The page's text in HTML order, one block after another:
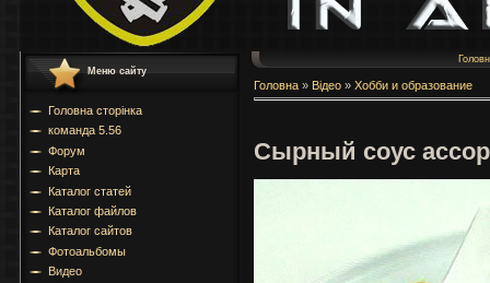
Меню сайту
Головна сторінка
команда 5.56
Форум
Карта
Каталог статей
Каталог файлов
Каталог сайтов
Фотоальбомы
Видео
Головна » Відео » Хобби и образование
Сырный соус